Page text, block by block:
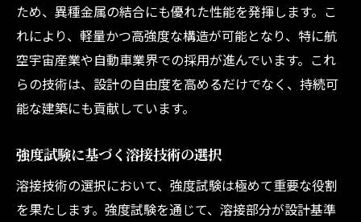
ため、異種金属の結合にも優れた性能を発揮します。こ
れにより、軽量かつ高強度な構造が可能となり、特に航
空宇宙産業や自動車業界での採用が進んでいます。これ
らの技術は、設計の自由度を高めるだけでなく、持続可
能な建築にも貢献しています。
強度試験に基づく溶接技術の選択
溶接技術の選択において、強度試験は極めて重要な役割
を果たします。強度試験を通じて、溶接部分が設計基準